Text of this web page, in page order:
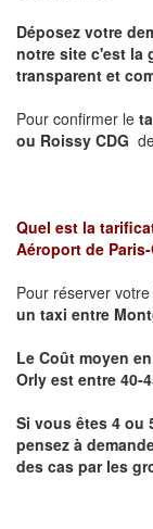
Déposez votre
notre site c'est la
transparent et
Pour confirmer le
ou Roissy CDG
Quel est la
Aéroport de
Pour réserver
un taxi entre
Le Coût moyen
Orly est entre 40-
Si vous êtes 4 ou
pensez à
des cas par les